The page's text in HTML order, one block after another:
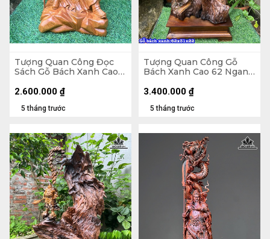
Tượng Quan Công Đọc
Sách Gỗ Bách Xanh Cao
5 tháng trước
2.600.000 ₫
Tượng Quan Công Gỗ
Bách Xanh Cao 62 Ngang
5 tháng trước
3.400.000 ₫